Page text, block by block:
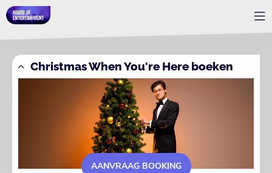
Christmas When You're Here boeken
AANVRAAG BOOKING